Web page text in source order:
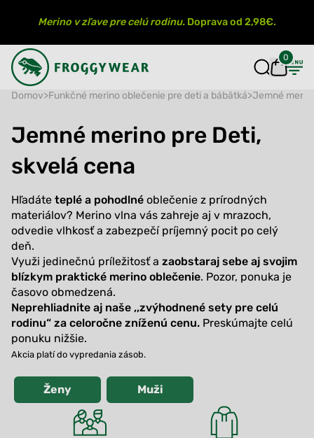
Merino v zľave pre celú rodinu. Doprava od 2,98€.
0
Domov>Funkčné merino oblečenie pre deti a bábätká>Jemné
Jemné merino pre Deti,
skvelá cena
Hľadáte teplé a pohodlné oblečenie z prírodných
materiálov? Merino vlna vás zahreje aj v mrazoch,
odvedie vlhkosť a zabezpečí príjemný pocit po celý
deň.
Využi jedinečnú príležitosť a zaobstaraj sebe aj svojim
blízkym praktické merino oblečenie. Pozor, ponuka je
časovo obmedzená.
Neprehliadnite aj naše ,,zvýhodnené sety pre celú
rodinu“ za celoročne zníženú cenu. Preskúmajte celú
ponuku nižšie.
Akcia platí do vypredania zásob.
Ženy Muži